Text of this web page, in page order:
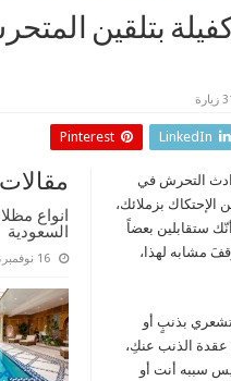
الجامعة: 5 أمور كفيلة
LinkedIn
Pinterest
انواع
السعودية
16 نوفمبر، 2023
التحرش في
بزملائك،
ستقابلين بعضاً
مشابه لهذا،
تشعري بذنبٍ أو
الذنب عنكِ،
سببه أنت أو